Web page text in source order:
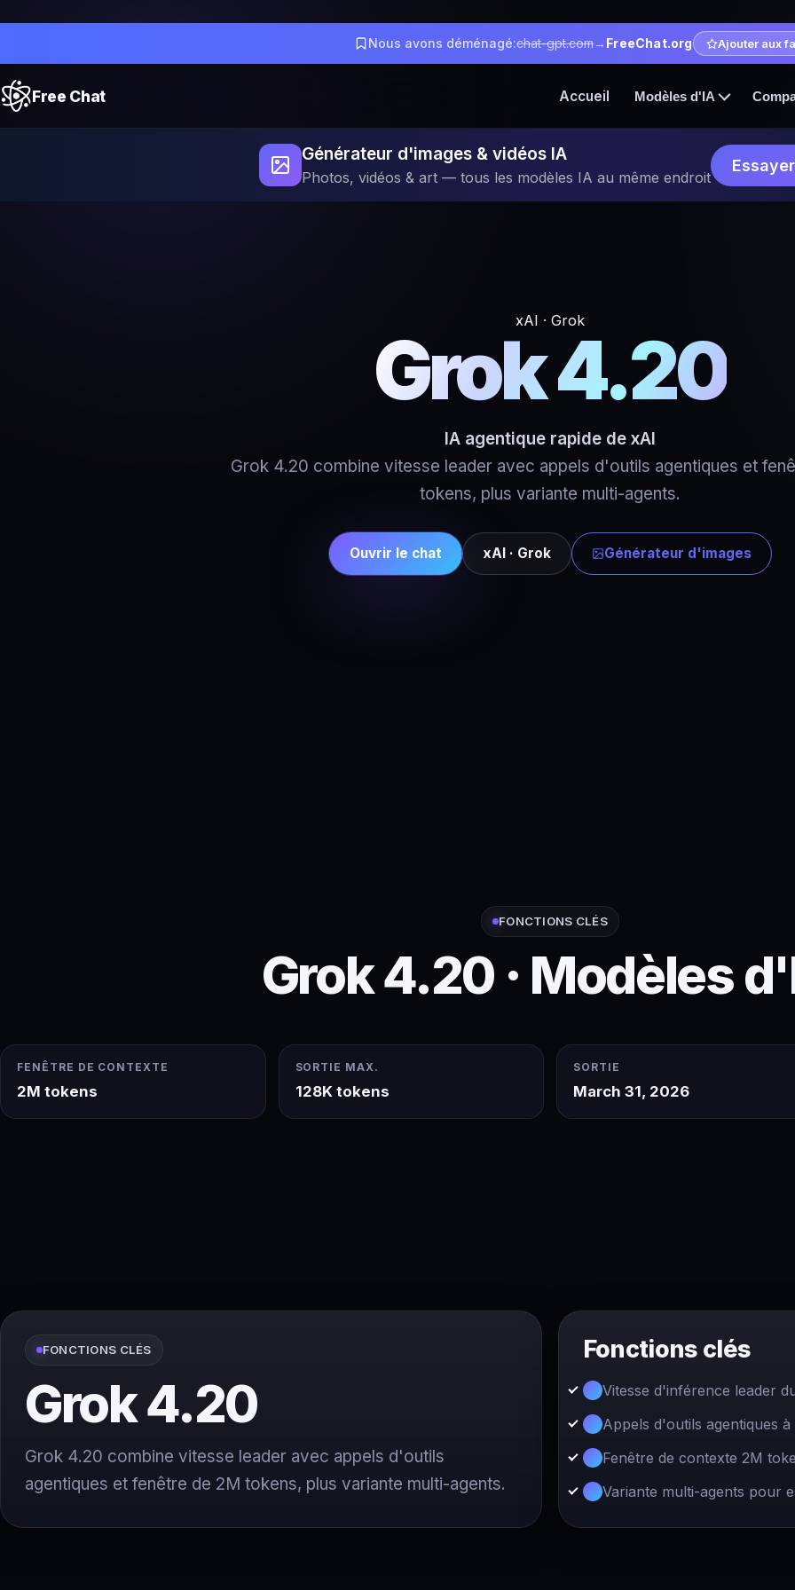
Nous avons déménagé:chat-gpt.com→ FreeChat.org Ajouter aux
Free Chat Accueil Modèles d'IA
Générateur d'images & vidéos IA
Photos, vidéos & art — tous les modèles IA au même endroit
xAI · Grok
Grok 4.20
IA agentique rapide de xAI
Grok 4.20 combine vitesse leader avec appels d'outils agentiques et
tokens, plus variante multi-agents.
Ouvrir le chat xAI · Grok Générateur d'images
FONCTIONS CLÉS
Grok 4.20 · Modèles
FENÊTRE DE CONTEXTE
2M tokens
SORTIE MAX.
128K tokens
SORTIE
March 31, 2026
FONCTIONS CLÉS
Grok 4.20
Grok 4.20 combine vitesse leader avec appels d'outils
agentiques et fenêtre de 2M tokens, plus variante multi-agents.
Fonctions clés
Vitesse d'inférence leader
Appels d'outils agentiques
Fenêtre de contexte 2M
Variante multi-agents pour